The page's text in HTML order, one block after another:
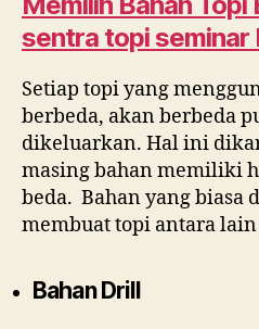
sentra topi seminar
Setiap topi yang
berbeda, akan berbeda
dikeluarkan. Hal ini
masing bahan memiliki
beda. Bahan yang biasa
membuat topi antara
Bahan Drill